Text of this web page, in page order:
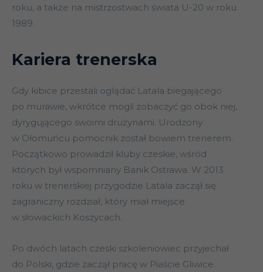
roku, a także na mistrzostwach świata U-20 w roku
1989.
Kariera trenerska
Gdy kibice przestali oglądać Latala biegającego
po murawie, wkrótce mogli zobaczyć go obok niej,
dyrygującego swoimi drużynami. Urodzony
w Ołomuńcu pomocnik został bowiem trenerem.
Początkowo prowadził kluby czeskie, wśród
których był wspomniany Banik Ostrawa. W 2013
roku w trenerskiej przygodzie Latala zaczął się
zagraniczny rozdział, który miał miejsce
w słowackich Koszycach.
Po dwóch latach czeski szkoleniowiec przyjechał
do Polski, gdzie zaczął pracę w Piaście Gliwice.